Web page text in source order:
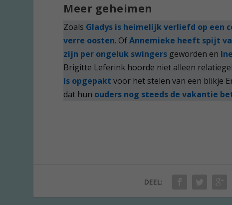
Meer geheimen
Zoals Gladys is heimelijk verliefd op een
verre oosten. OfAnnemieke heeft spijt
zijn per ongeluk swingers geworden en
Brigitte Leferink hoorde niet alleen
is opgepakt voor het stelen van een blikje
dat hun ouders nog steeds de vakantie
DEEL: